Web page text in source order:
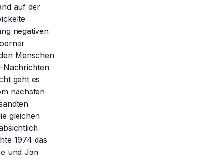
auf der
negativen
Menschen
Nachrichten
geht es
nächsten
gleichen
1974 das
und Jan